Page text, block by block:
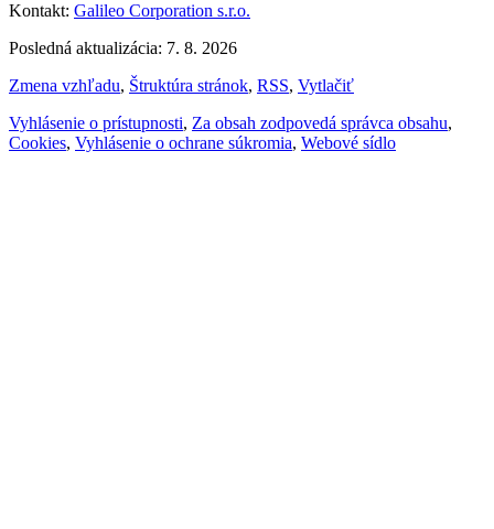
Kontakt: Galileo Corporation s.r.o.
Posledná aktualizácia: 7. 8. 2026
Zmena vzhľadu, Štruktúra stránok, RSS, Vytlačiť
Vyhlásenie o prístupnosti, Za obsah zodpovedá správca obsahu,
Cookies, Vyhlásenie o ochrane súkromia, Webové sídlo